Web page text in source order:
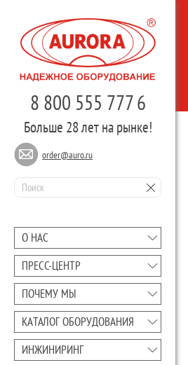
8 800 555 777 6
Больше 28 лет на рынке!
order@auro.ru
О НАС
ПРЕCC-ЦЕНТР
ПОЧЕМУ МЫ
КАТАЛОГ ОБОРУДОВАНИЯ
ИНЖИНИРИНГ